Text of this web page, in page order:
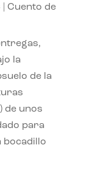
Cuento de
la
de la
de unos
para
bocadillo